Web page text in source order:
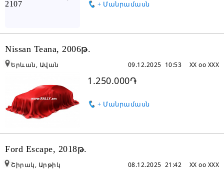
+ Մանրամասն
Nissan Teana, 2006թ.
1.250.000֏
+ Մանրամասն
XX oo XXX
09.12.2025 10:53
Երևան, Ավան
Ford Escape, 2018թ.
XX oo XXX
08.12.2025 21:42
Շիրակ, Արթիկ